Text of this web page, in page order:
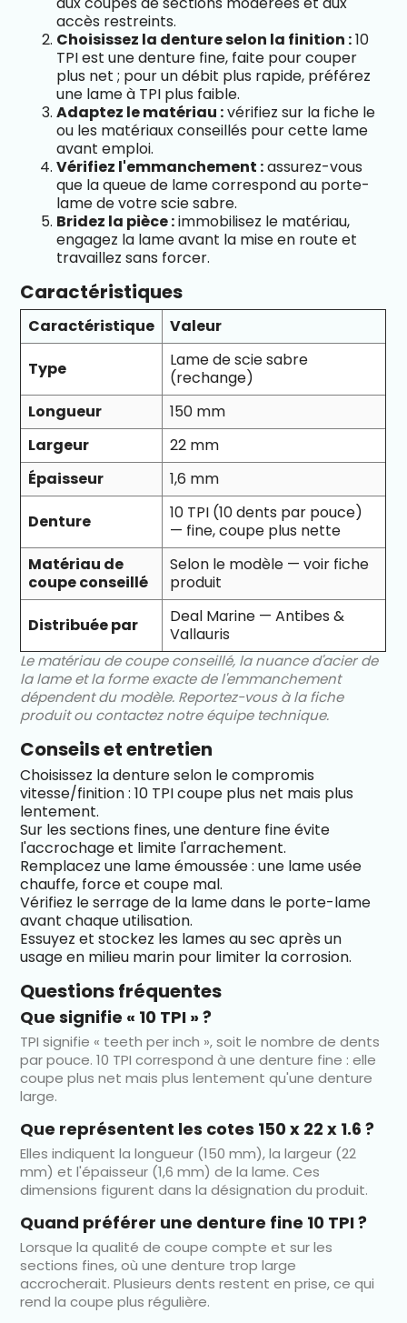
accès restreints.
Choisissez la denture selon la finition :10
TPI est une denture fine, faite pour couper
plus net ; pour un débit plus rapide, préférez
une lame à TPI plus faible.
Adaptez le matériau :vérifiez sur la fiche le
ou les matériaux conseillés pour cette lame
avant emploi.
Vérifiez l'emmanchement :assurez-vous
que la queue de lame correspond au porte-
lame de votre scie sabre.
Bridez la pièce :immobilisez le matériau,
engagez la lame avant la mise en route et
travaillez sans forcer.
Caractéristiques
Caractéristique Valeur
Type
Lame de scie sabre
(rechange)
Longueur
150 mm
Largeur
22 mm
Épaisseur
1,6 mm
Denture
10 TPI (10 dents par pouce)
— fine, coupe plus nette
Matériau de
coupe conseillé
Selon le modèle — voir fiche
produit
Distribuée par
Deal Marine — Antibes &
Vallauris
Le matériau de coupe conseillé, la nuance d'acier de
la lame et la forme exacte de l'emmanchement
dépendent du modèle. Reportez-vous à la fiche
produit ou contactez notre équipe technique.
Conseils et entretien
Choisissez la denture selon le compromis
vitesse/finition : 10 TPI coupe plus net mais plus
lentement.
Sur les sections fines, une denture fine évite
l'accrochage et limite l'arrachement.
Remplacez une lame émoussée : une lame usée
chauffe, force et coupe mal.
Vérifiez le serrage de la lame dans le porte-lame
avant chaque utilisation.
Essuyez et stockez les lames au sec après un
usage en milieu marin pour limiter la corrosion.
Questions fréquentes
Que signifie « 10 TPI » ?
TPI signifie « teeth per inch », soit le nombre de dents
par pouce. 10 TPI correspond à une denture fine : elle
coupe plus net mais plus lentement qu'une denture
large.
Que représentent les cotes 150 x 22 x 1.6 ?
Elles indiquent la longueur (150 mm), la largeur (22
mm) et l'épaisseur (1,6 mm) de la lame. Ces
dimensions figurent dans la désignation du produit.
Quand préférer une denture fine 10 TPI ?
Lorsque la qualité de coupe compte et sur les
sections fines, où une denture trop large
accrocherait. Plusieurs dents restent en prise, ce qui
rend la coupe plus régulière.